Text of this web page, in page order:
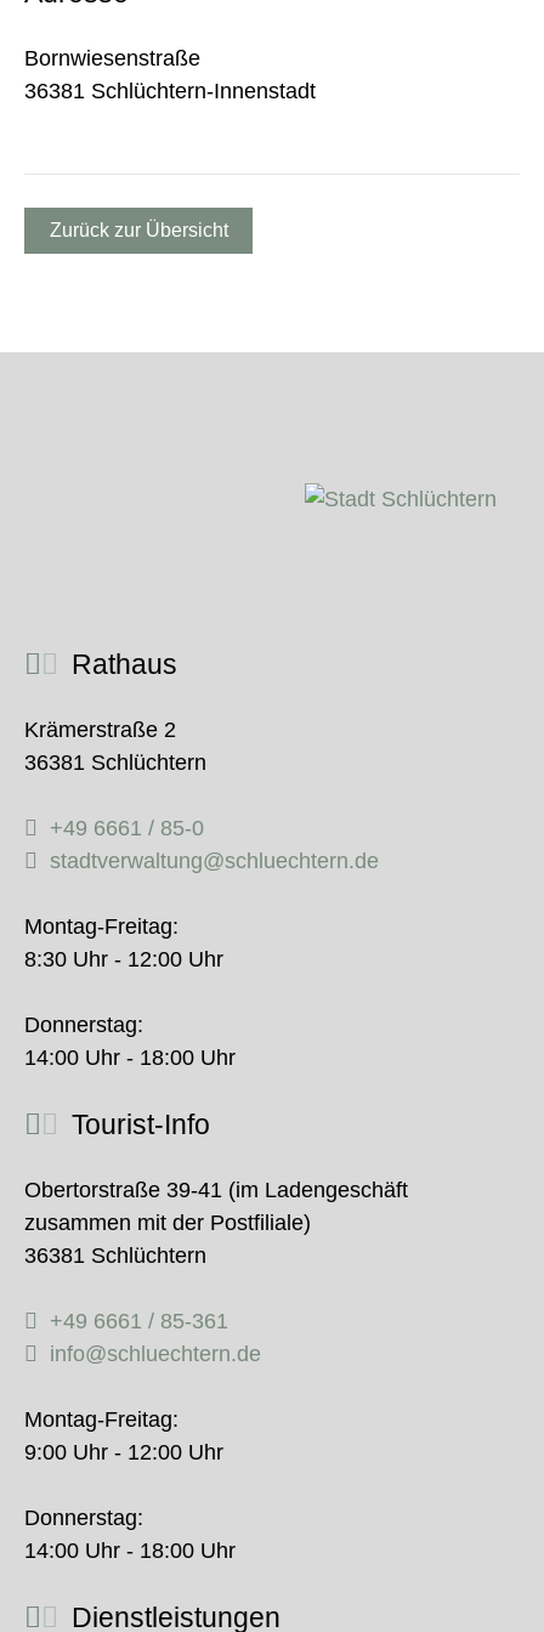
Bornwiesenstraße
36381 Schlüchtern-Innenstadt
Zurück zur Übersicht
Rathaus
Krämerstraße 2
36381 Schlüchtern
+49 6661 / 85-0
stadtverwaltung@schluechtern.de
Montag-Freitag:
8:30 Uhr - 12:00 Uhr
Donnerstag:
14:00 Uhr - 18:00 Uhr
Tourist-Info
Obertorstraße 39-41 (im Ladengeschäft
zusammen mit der Postfiliale)
36381 Schlüchtern
+49 6661 / 85-361
info@schluechtern.de
Montag-Freitag:
9:00 Uhr - 12:00 Uhr
Donnerstag:
14:00 Uhr - 18:00 Uhr
Dienstleistungen